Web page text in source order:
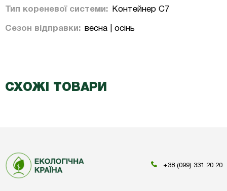
Тип кореневої системи: Контейнер С7
Сезон відправки: весна | осінь
СХОЖІ ТОВАРИ
+38 (099) 331 20 20